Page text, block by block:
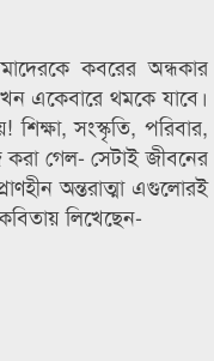
কবরের অন্ধকার
একেবারে থমকে যাবে।
সংস্কৃতি, পরিবার,
গেল- সেটাই জীবনের
অন্তরাত্মা এগুলোরই
লিখেছেন-